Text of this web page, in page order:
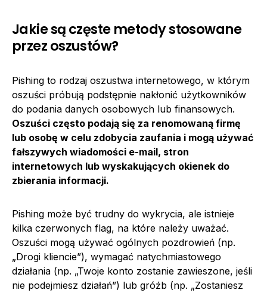
Jakie są częste metody stosowane
przez oszustów?
Pishing to rodzaj oszustwa internetowego, w którym
oszuści próbują podstępnie nakłonić użytkowników
do podania danych osobowych lub finansowych.
Oszuści często podają się za renomowaną firmę
lub osobę w celu zdobycia zaufania i mogą używać
fałszywych wiadomości e-mail, stron
internetowych lub wyskakujących okienek do
zbierania informacji.
Pishing może być trudny do wykrycia, ale istnieje
kilka czerwonych flag, na które należy uważać.
Oszuści mogą używać ogólnych pozdrowień (np.
„Drogi kliencie”), wymagać natychmiastowego
działania (np. „Twoje konto zostanie zawieszone, jeśli
nie podejmiesz działań”) lub gróźb (np. „Zostaniesz